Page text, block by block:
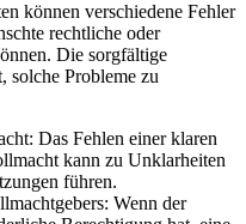
können verschiedene Fehler
rechtliche oder
Die sorgfältige
solche Probleme zu
Das Fehlen einer klaren
kann zu Unklarheiten
führen.
Wenn der